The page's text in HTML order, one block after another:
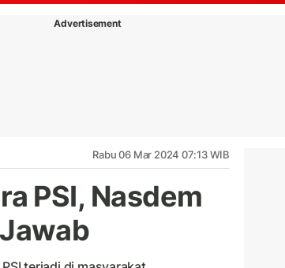
Advertisement
Rabu 06 Mar 2024 07:13 WIB
PSI, Nasdem